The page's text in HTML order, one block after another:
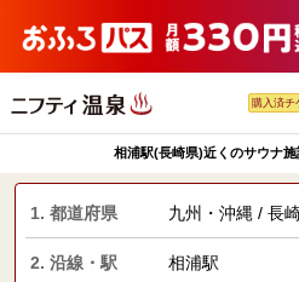
購入済チ
相浦駅(長崎県)近くのサウナ
1. 都道府県 九州・沖縄 / 長
2. 沿線・駅 相浦駅